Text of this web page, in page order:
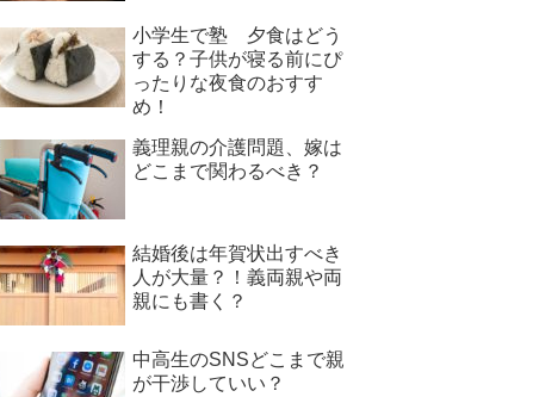
小学生で塾 夕食はどう
する？子供が寝る前にぴ
ったりな夜食のおすす
め！
義理親の介護問題、嫁は
どこまで関わるべき？
結婚後は年賀状出すべき
人が大量？！義両親や両
親にも書く？
中高生のSNSどこまで親
が干渉していい？